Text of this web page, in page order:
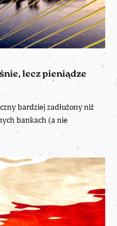
lecz pieniądze
bardziej zadłużony niż
bankach (a nie